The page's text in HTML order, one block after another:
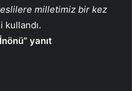
milletimiz bir kez
kullandı.
yanıt